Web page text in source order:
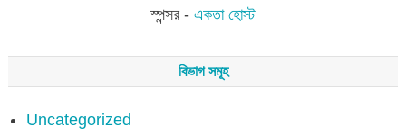
স্পন্সর - একতা হোস্ট
বিভাগ সমূহ
Uncategorized